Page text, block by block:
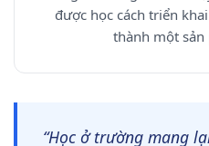
được học cách triển
thành một sản
“Học ở trường mang